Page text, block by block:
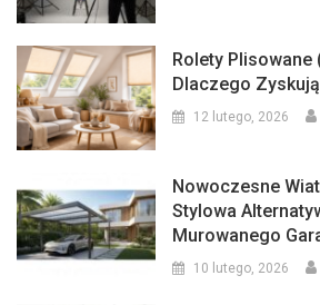
Rolety Plisowane
Dlaczego
12 lutego, 2026
Nowoczesne
Stylowa
Murowanego
10 lutego, 2026